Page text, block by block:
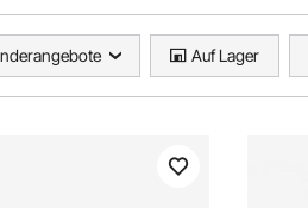
Auf Lager